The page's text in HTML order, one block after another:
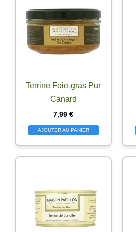
Terrine Foie-gras Pur
Canard
7,99 €
AJOUTER AU PANIER